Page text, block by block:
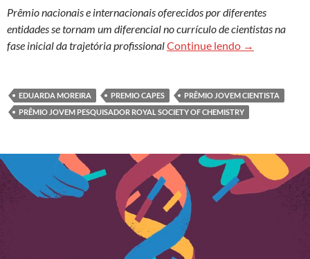
Prêmio nacionais e internacionais oferecidos por diferentes
entidades se tornam um diferencial no currículo de cientistas na
fase inicial da trajetória profissionalContinue lendo Premiações
→
EDUARDA MOREIRA PREMIO CAPES
PRÊMIO JOVEM CIENTISTA
PRÊMIO JOVEM PESQUISADOR ROYAL SOCIETY OF CHEMISTRY